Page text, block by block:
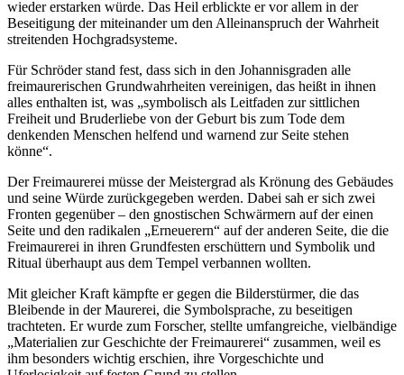
wieder erstarken würde. Das Heil erblickte er vor allem in der
Beseitigung der miteinander um den Alleinanspruch der Wahrheit
streitenden Hochgradsysteme.
Für Schröder stand fest, dass sich in den Johannisgraden alle
freimaurerischen Grundwahrheiten vereinigen, das heißt in ihnen
alles enthalten ist, was „symbolisch als Leitfaden zur sittlichen
Freiheit und Bruderliebe von der Geburt bis zum Tode dem
denkenden Menschen helfend und warnend zur Seite stehen
könne“.
Der Freimaurerei müsse der Meistergrad als Krönung des Gebäudes
und seine Würde zurückgegeben werden. Dabei sah er sich zwei
Fronten gegenüber – den gnostischen Schwärmern auf der einen
Seite und den radikalen „Erneuerern“ auf der anderen Seite, die die
Freimaurerei in ihren Grundfesten erschüttern und Symbolik und
Ritual überhaupt aus dem Tempel verbannen wollten.
Mit gleicher Kraft kämpfte er gegen die Bilderstürmer, die das
Bleibende in der Maurerei, die Symbolsprache, zu beseitigen
trachteten. Er wurde zum Forscher, stellte umfangreiche, vielbändige
„Materialien zur Geschichte der Freimaurerei“ zusammen, weil es
ihm besonders wichtig erschien, ihre Vorgeschichte und